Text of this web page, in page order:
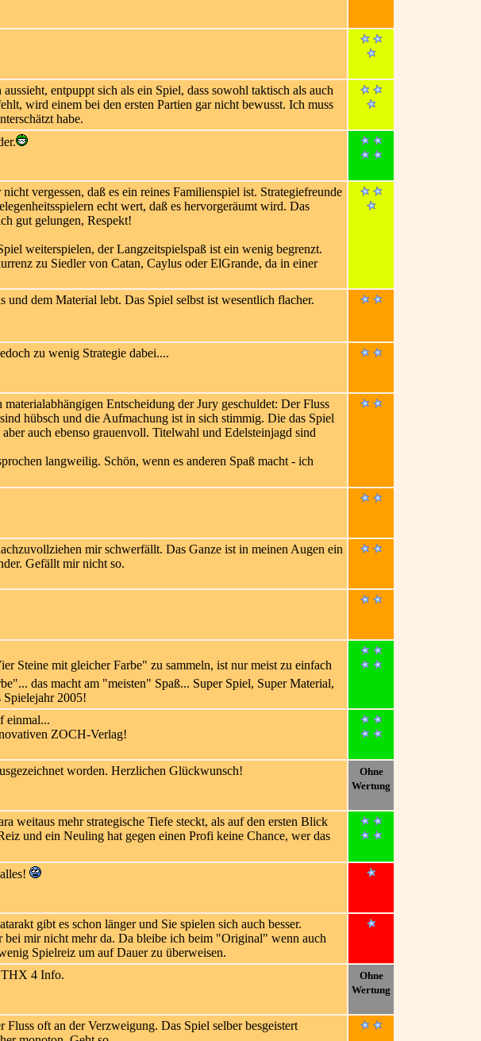
entpuppt sich als ein Spiel, dass sowohl taktisch als auch
wird einem bei den ersten Partien gar nicht bewusst. Ich muss
habe.
vergessen, daß es ein reines Familienspiel ist. Strategiefreunde
echt wert, daß es hervorgeräumt wird. Das
gut gelungen, Respekt!
weiterspielen, der Langzeitspielspaß ist ein wenig begrenzt.
zu Siedler von Catan, Caylus oder ElGrande, da in einer
dem Material lebt. Das Spiel selbst ist wesentlich flacher.
zu wenig Strategie dabei....
Entscheidung der Jury geschuldet: Der Fluss
hübsch und die Aufmachung ist in sich stimmig. Die das Spiel
auch ebenso grauenvoll. Titelwahl und Edelsteinjagd sind
langweilig. Schön, wenn es anderen Spaß macht - ich
mir schwerfällt. Das Ganze ist in meinen Augen ein
Gefällt mir nicht so.
Steine mit gleicher Farbe" zu sammeln, ist nur meist zu einfach
das macht am "meisten" Spaß... Super Spiel, Super Material,
2005!
einmal...
ZOCH-Verlag!
worden. Herzlichen Glückwunsch!
Ohne
Wertung
weitaus mehr strategische Tiefe steckt, als auf den ersten Blick
und ein Neuling hat gegen einen Profi keine Chance, wer das
gibt es schon länger und Sie spielen sich auch besser.
mir nicht mehr da. Da bleibe ich beim "Original" wenn auch
Spielreiz um auf Dauer zu überweisen.
THX 4 Info.
Ohne
Wertung
oft an der Verzweigung. Das Spiel selber besgeistert